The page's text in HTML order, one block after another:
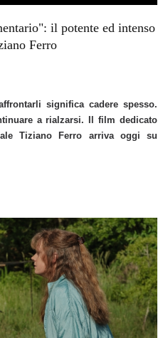
il potente ed intenso
Ferro
significa cadere spesso.
a rialzarsi. Il film dedicato
Tiziano Ferro arriva oggi su